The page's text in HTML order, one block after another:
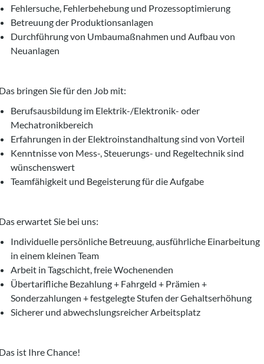
Fehlersuche, Fehlerbehebung und Prozessoptimierung
Betreuung der Produktionsanlagen
Durchführung von Umbaumaßnahmen und Aufbau von
Neuanlagen
bringen Sie für den Job mit:
Berufsausbildung im Elektrik-/Elektronik- oder
Mechatronikbereich
Erfahrungen in der Elektroinstandhaltung sind von Vorteil
Kenntnisse von Mess-, Steuerungs- und Regeltechnik sind
wünschenswert
Teamfähigkeit und Begeisterung für die Aufgabe
erwartet Sie bei uns:
Individuelle persönliche Betreuung, ausführliche Einarbeitung
in einem kleinen Team
Arbeit in Tagschicht, freie Wochenenden
Übertarifliche Bezahlung + Fahrgeld + Prämien +
Sonderzahlungen + festgelegte Stufen der Gehaltserhöhung
Sicherer und abwechslungsreicher Arbeitsplatz
ist Ihre Chance!